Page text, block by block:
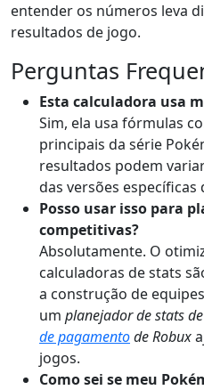
entender os números leva
resultados de jogo.
Perguntas
Esta calculadora usa
Sim, ela usa fórmulas
principais da série
resultados podem
das versões específicas
Posso usar isso para
competitivas?
Absolutamente. O
calculadoras de stats
a construção de
um planejador de stats
de pagamentode Robux
jogos.
Como sei se meu